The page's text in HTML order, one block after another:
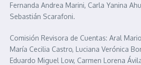
Fernanda Andrea Marini, Carla Yanina
Sebastián Scarafoni.
Comisión Revisora de Cuentas: Aral
María Cecilia Castro, Luciana Verónica
Eduardo Miguel Low, Carmen Lorena